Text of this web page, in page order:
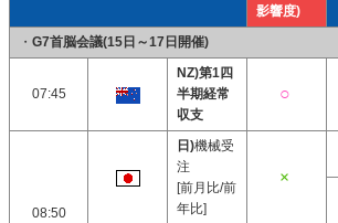
影響度)
・ G7首脳会議(15日～17日開催)
07:45
NZ)第1四
半期経常
収支
08:50
日)機械受
注
[前月比/前
年比]